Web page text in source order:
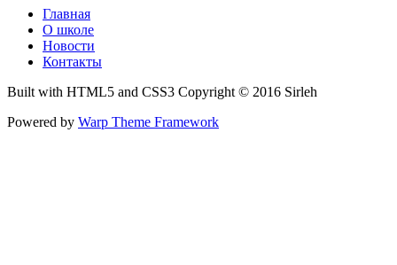
Главная
О школе
Новости
Контакты
Built with HTML5 and CSS3 Copyright © 2016 Sirleh
Powered by Warp Theme Framework